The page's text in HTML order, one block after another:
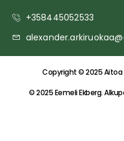
+358445052533
Copyright © 2025
© 2025 Eemeli Ekberg.